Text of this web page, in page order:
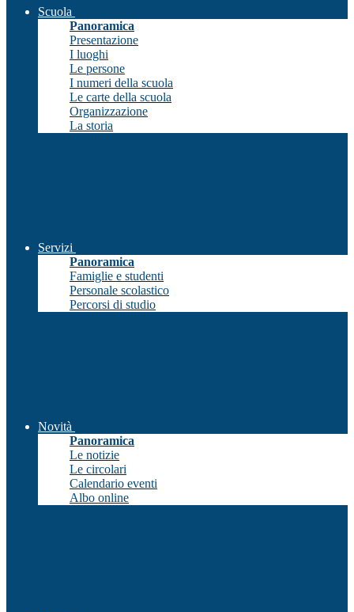
Scuola
Panoramica
Presentazione
I luoghi
Le persone
I numeri della scuola
Le carte della scuola
Organizzazione
La storia
Servizi
Panoramica
Famiglie e studenti
Personale scolastico
Percorsi di studio
Novità
Panoramica
Le notizie
Le circolari
Calendario eventi
Albo online